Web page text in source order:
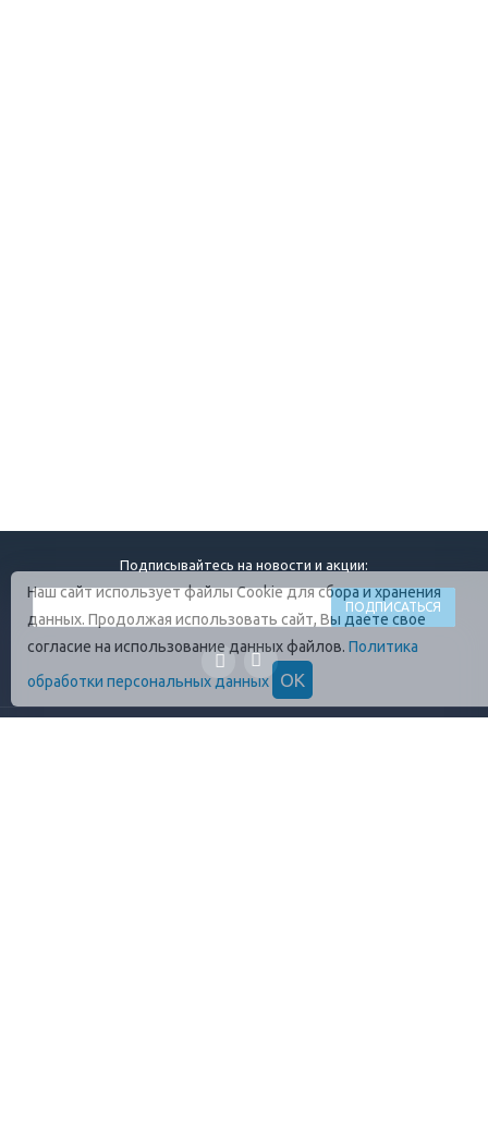
Подписывайтесь на новости и акции:
Наш сайт использует файлы Cookie для сбора и хранения
данных. Продолжая использовать сайт, Вы даете свое
согласие на использование данных файлов. Политика
обработки персональных данных
ОК